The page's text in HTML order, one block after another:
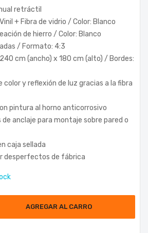
retráctil
+ Fibra de vidrio / Color: Blanco
de hierro / Color: Blanco
/ Formato: 4:3
cm (ancho) x 180 cm (alto) / Bordes:
color y reflexión de luz gracias a la fibra
pintura al horno anticorrosivo
anclaje para montaje sobre pared o
caja sellada
desperfectos de fábrica
AGREGAR AL CARRO